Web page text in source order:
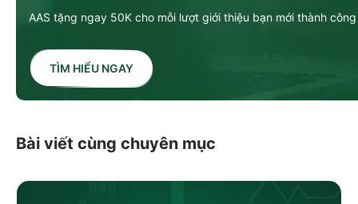
AAS tặng ngay 50K cho mỗi lượt giới thiệu bạn mới thành công
TÌM HIỂU NGAY
Bài viết cùng chuyên mục